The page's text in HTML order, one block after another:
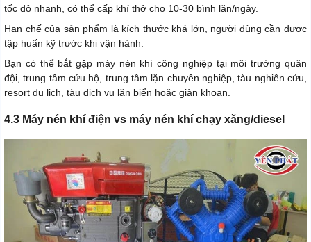
tốc độ nhanh, có thể cấp khí thở cho 10-30 bình lặn/ngày.
Hạn chế của sản phẩm là kích thước khá lớn, người dùng cần được
tập huấn kỹ trước khi vận hành.
Bạn có thể bắt gặp máy nén khí công nghiệp tại môi trường quân
đội, trung tâm cứu hộ, trung tâm lặn chuyên nghiệp, tàu nghiên cứu,
resort du lịch, tàu dịch vụ lặn biển hoặc giàn khoan.
4.3 Máy nén khí điện vs máy nén khí chạy xăng/diesel